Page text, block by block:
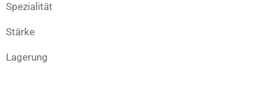
Spezialität
Stärke
Lagerung